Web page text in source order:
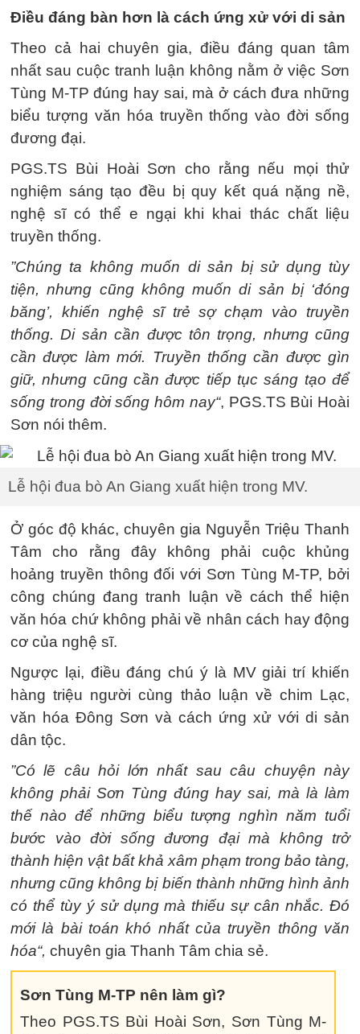
Điều đáng bàn hơn là cách ứng xử với di sản
Theo cả hai chuyên gia, điều đáng quan tâm
nhất sau cuộc tranh luận không nằm ở việc Sơn
Tùng M-TP đúng hay sai, mà ở cách đưa những
biểu tượng văn hóa truyền thống vào đời sống
đương đại.
PGS.TS Bùi Hoài Sơn cho rằng nếu mọi thử
nghiệm sáng tạo đều bị quy kết quá nặng nề,
nghệ sĩ có thể e ngại khi khai thác chất liệu
truyền thống.
”Chúng ta không muốn di sản bị sử dụng tùy
tiện, nhưng cũng không muốn di sản bị ‘đóng
băng’, khiến nghệ sĩ trẻ sợ chạm vào truyền
thống. Di sản cần được tôn trọng, nhưng cũng
cần được làm mới. Truyền thống cần được gìn
giữ, nhưng cũng cần được tiếp tục sáng tạo để
sống trong đời sống hôm nay“, PGS.TS Bùi Hoài
Sơn nói thêm.
Lễ hội đua bò An Giang xuất hiện trong MV.
Ở góc độ khác, chuyên gia Nguyễn Triệu Thanh
Tâm cho rằng đây không phải cuộc khủng
hoảng truyền thông đối với Sơn Tùng M-TP, bởi
công chúng đang tranh luận về cách thể hiện
văn hóa chứ không phải về nhân cách hay động
cơ của nghệ sĩ.
Ngược lại, điều đáng chú ý là MV giải trí khiến
hàng triệu người cùng thảo luận về chim Lạc,
văn hóa Đông Sơn và cách ứng xử với di sản
dân tộc.
”Có lẽ câu hỏi lớn nhất sau câu chuyện này
không phải Sơn Tùng đúng hay sai, mà là làm
thế nào để những biểu tượng nghìn năm tuổi
bước vào đời sống đương đại mà không trở
thành hiện vật bất khả xâm phạm trong bảo tàng,
nhưng cũng không bị biến thành những hình ảnh
có thể tùy ý sử dụng mà thiếu sự cân nhắc. Đó
mới là bài toán khó nhất của truyền thông văn
hóa“, chuyên gia Thanh Tâm chia sẻ.
Sơn Tùng M-TP nên làm gì?
Theo PGS.TS Bùi Hoài Sơn, Sơn Tùng M-